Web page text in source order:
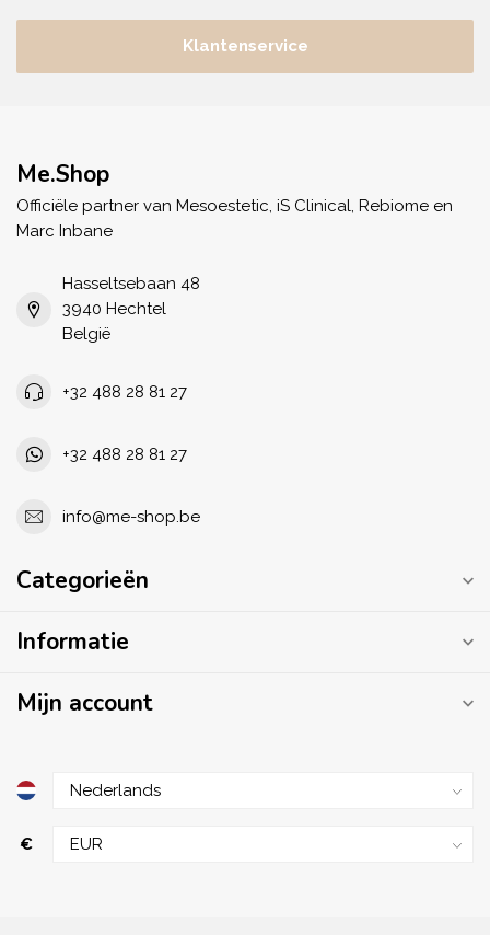
Klantenservice
Me.Shop
Officiële partner van Mesoestetic, iS Clinical, Rebiome en
Marc Inbane
Hasseltsebaan 48
3940 Hechtel
België
+32 488 28 81 27
+32 488 28 81 27
info@me-shop.be
Categorieën
Informatie
Mijn account
€